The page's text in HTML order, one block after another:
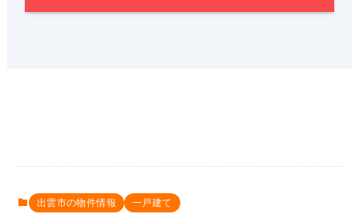
出雲市の物件情報 一戸建て